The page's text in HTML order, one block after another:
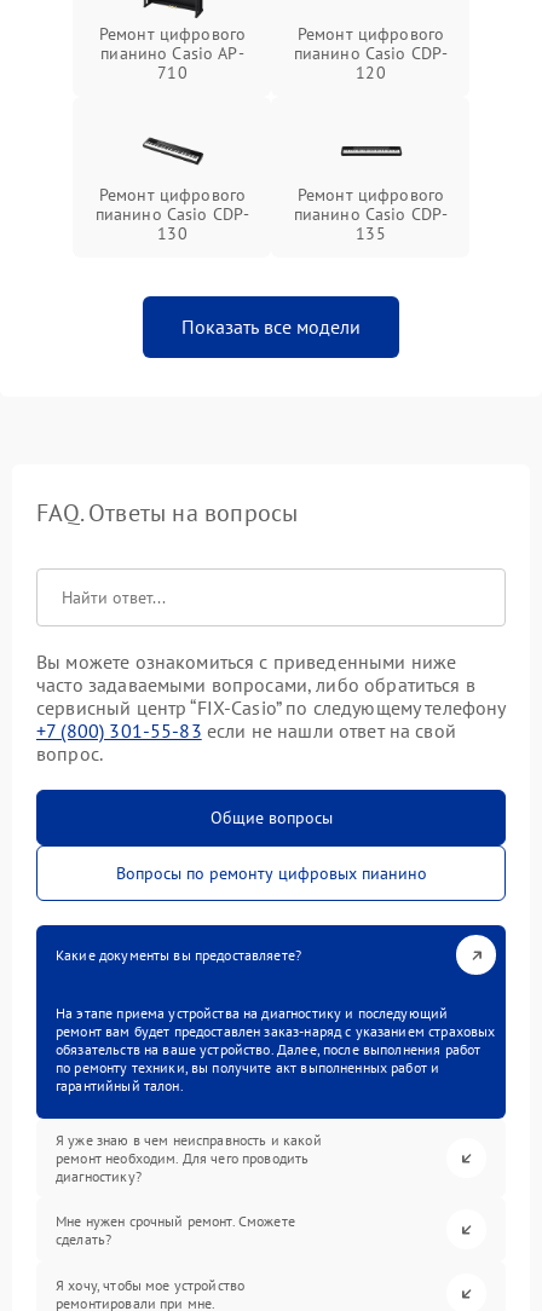
Ремонт цифрового
пианино Casio AP-
710
Ремонт цифрового
пианино Casio CDP-
120
Ремонт цифрового
пианино Casio CDP-
130
Ремонт цифрового
пианино Casio CDP-
135
Показать все модели
FAQ. Ответы на вопросы
Вы можете ознакомиться с приведенными ниже
часто задаваемыми вопросами, либо обратиться в
сервисный центр “FIX-Casio” по следующему телефону
+7 (800) 301-55-83 если не нашли ответ на свой
вопрос.
Общие вопросы
Вопросы по ремонту цифровых пианино
Какие документы вы предоставляете?
На этапе приема устройства на диагностику и последующий
ремонт вам будет предоставлен заказ-наряд с указанием страховых
обязательств на ваше устройство. Далее, после выполнения работ
по ремонту техники, вы получите акт выполненных работ и
гарантийный талон.
Я уже знаю в чем неисправность и какой
ремонт необходим. Для чего проводить
диагностику?
Мне нужен срочный ремонт. Сможете
сделать?
Я хочу, чтобы мое устройство
ремонтировали при мне.